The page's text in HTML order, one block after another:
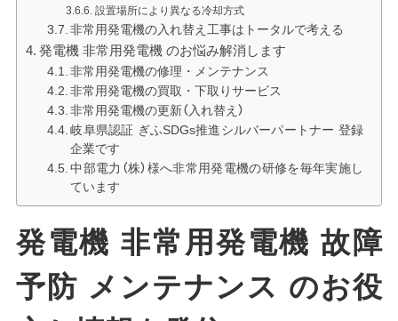
設置場所により異なる冷却方式
非常用発電機の入れ替え工事はトータルで考える
発電機 非常用発電機 のお悩み解消します
非常用発電機の修理・メンテナンス
非常用発電機の買取・下取りサービス
非常用発電機の更新（入れ替え）
岐阜県認証 ぎふSDGs推進シルバーパートナー 登録
企業です
中部電力（株）様へ非常用発電機の研修を毎年実施し
ています
発電機 非常用発電機 故障
予防 メンテナンス のお役